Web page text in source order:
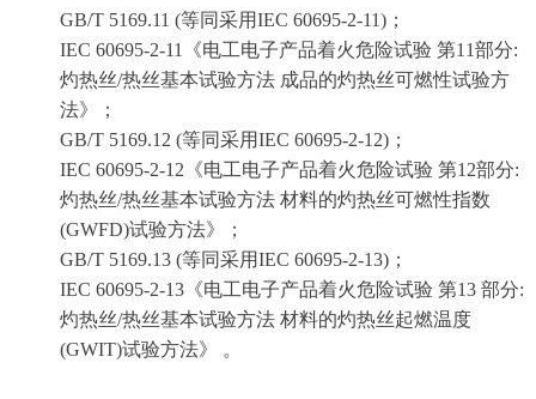
GB/T 5169.11 (等同采用IEC 60695-2-11)；
IEC 60695-2-11《电工电子产品着火危险试验 第11部分:
灼热丝/热丝基本试验方法 成品的灼热丝可燃性试验方
法》；
GB/T 5169.12 (等同采用IEC 60695-2-12)；
IEC 60695-2-12《电工电子产品着火危险试验 第12部分:
灼热丝/热丝基本试验方法 材料的灼热丝可燃性指数
(GWFD)试验方法》；
GB/T 5169.13 (等同采用IEC 60695-2-13)；
IEC 60695-2-13《电工电子产品着火危险试验 第13 部分:
灼热丝/热丝基本试验方法 材料的灼热丝起燃温度
(GWIT)试验方法》 。